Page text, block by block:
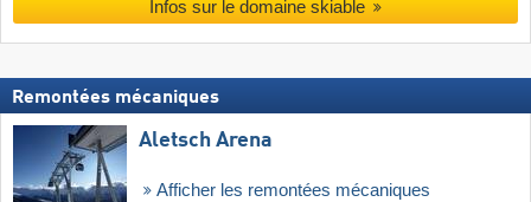
Infos sur le domaine skiable
Remontées mécaniques
Aletsch Arena
Afficher les remontées mécaniques